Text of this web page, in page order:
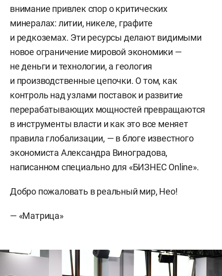
внимание привлек спор о критических
минералах: литии, никеле, графите
и редкоземах. Эти ресурсы делают видимыми
новое ограничение мировой экономики —
не деньги и технологии, а геология
и производственные цепочки. О том, как
контроль над узлами поставок и развитие
перерабатывающих мощностей превращаются
в инструменты власти и как это все меняет
правила глобализации, — в блоге известного
экономиста Александра Виноградова,
написанном специально для «БИЗНЕС Online».
Добро пожаловать в реальный мир, Нео!
— «Матрица»